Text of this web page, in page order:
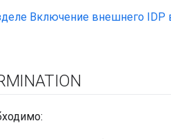
Включение внешнего IDP